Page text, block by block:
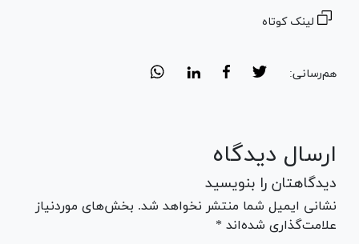
لینک کوتاه
هم‌رسانی:
ارسال دیدگاه
دیدگاهتان را بنویسید
نشانی ایمیل شما منتشر نخواهد شد. بخش‌های موردنیاز
علامت‌گذاری شده‌اند *